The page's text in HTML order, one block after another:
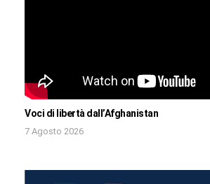
Voci di libertà dall’Afghanistan
7 Agosto 2026